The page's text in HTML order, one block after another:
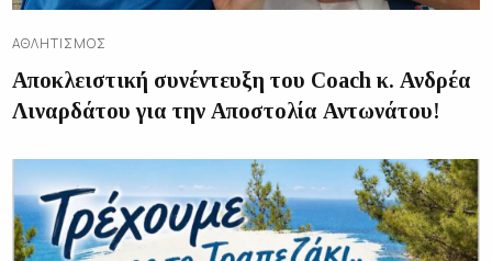
ΑΘΛΗΤΙΣΜΌΣ
Αποκλειστική συνέντευξη του Coach κ. Ανδρέα
Λιναρδάτου για την Αποστολία Αντωνάτου!